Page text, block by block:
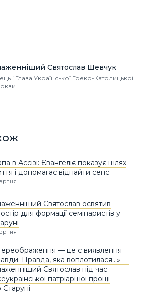
Святослав Шевчук
і Глава Української Греко-Католицької
в Ассізі: Євангеліє показує шлях
і допомагає віднайти сенс
Святослав освятив
для формації семінаристів у
— це є виявлення
Правда, яка воплотилася…» —
Святослав під час
патріаршої прощі
Старуні